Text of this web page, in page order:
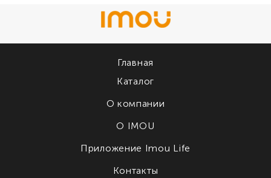
Главная
Каталог
О компании
О IMOU
Приложение Imou Life
Контакты